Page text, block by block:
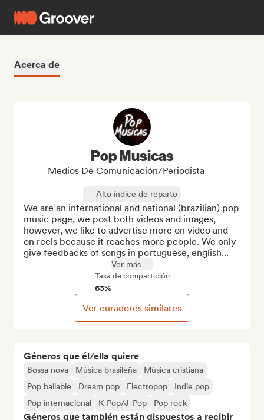
Acerca de
Géneros que él/ella quiere
Bossa nova Música brasileña
Música cristiana
Pop bailable
Dream pop Electropop
Indie pop
Pop internacional
K-Pop/J-Pop Pop rock
Géneros que también están dispuestos a recibir
Pop Musicas
Medios De Comunicación/Periodista
Alto índice de reparto
We are an international and national (brazilian) pop
music page, we post both videos and images,
however, we like to advertise more on video and
on reels because it reaches more people. We only
give feedbacks of songs in portuguese, english...
Ver más
Tasa de compartición
63%
Ver curadores similares